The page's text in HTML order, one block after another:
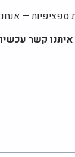
—
איתנו קשר